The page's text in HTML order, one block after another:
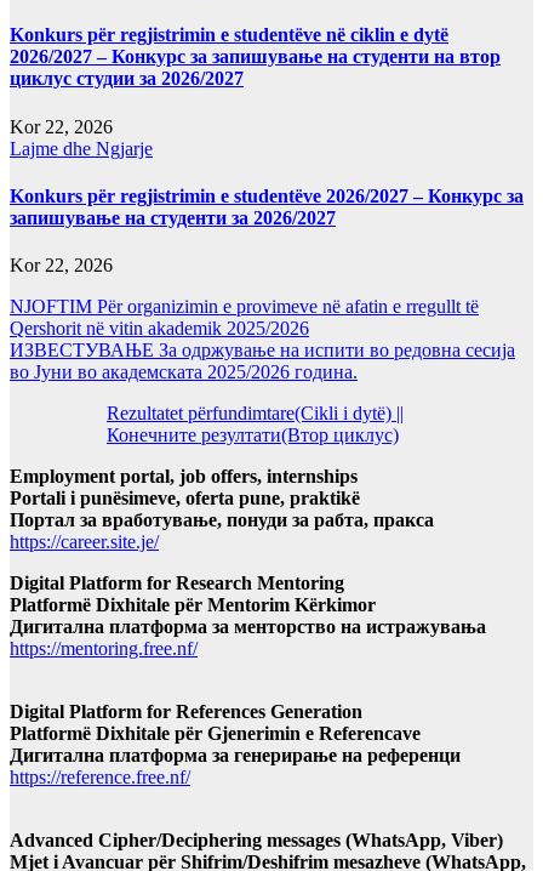
Konkurs për regjistrimin e studentëve në ciklin e dytë
2026/2027 – Конкурс за запишување на студенти на втор
циклус студии за 2026/2027
Kor 22, 2026
Lajme dhe Ngjarje
Konkurs për regjistrimin e studentëve 2026/2027 – Конкурс за
запишување на студенти за 2026/2027
Kor 22, 2026
NJOFTIM Për organizimin e provimeve në afatin e rregullt të
Qershorit në vitin akademik 2025/2026
ИЗВЕСТУВАЊЕ За одржување на испити во редовна сесија
во Јуни во академската 2025/2026 година.
Rezultatet përfundimtare(Cikli i dytë) ||
Конечните резултати(Втор циклус)
Employment portal, job offers, internships
Portali i punësimeve, oferta pune, praktikë
Портал за вработување, понуди за рабта, пракса
https://career.site.je/
Digital Platform for Research Mentoring
Platformë Dixhitale për Mentorim Kërkimor
Дигитална платформа за менторство на истражувања
https://mentoring.free.nf/
Digital Platform for References Generation
Platformë Dixhitale për Gjenerimin e Referencave
Дигитална платформа за генерирање на референци
https://reference.free.nf/
Advanced Cipher/Deciphering messages (WhatsApp, Viber)
Mjet i Avancuar për Shifrim/Deshifrim mesazheve (WhatsApp,